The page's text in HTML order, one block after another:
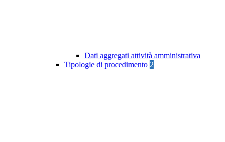
Dati aggregati attività amministrativa
Tipologie di procedimento 2